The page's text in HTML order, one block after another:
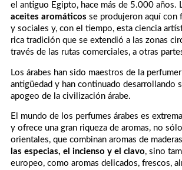
el antiguo Egipto, hace más de 5.000 años.
aceites aromáticos se produjeron aquí con
y sociales y, con el tiempo, esta ciencia
rica tradición que se extendió a las zonas
través de las rutas comerciales, a otras
Los árabes han sido maestros de la
antigüedad y han continuado desarrollando
apogeo de la civilización árabe.
El mundo de los perfumes árabes es
y ofrece una gran riqueza de aromas, no
orientales, que combinan aromas de
las especias, el incienso y el clavo, sino
europeo, como aromas delicados, frescos,